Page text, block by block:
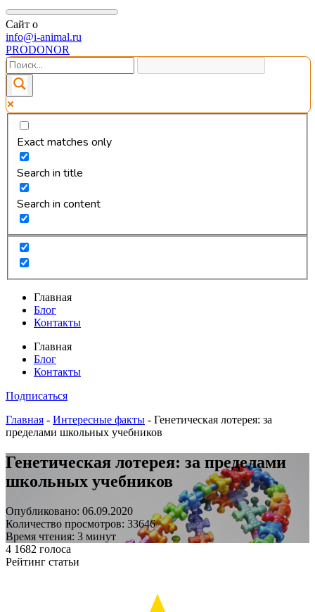
Сайт о
info@i-animal.ru
PRODONOR
Exact matches only
Search in title
Search in content
Главная
Блог
Контакты
Главная
Блог
Контакты
Подписаться
Главная - Интересные факты - Генетическая лотерея: за
пределами школьных учебников
Генетическая лотерея: за пределами
школьных учебников
Опубликовано: 06.09.2020
Количество просмотров: 33646
Время чтения: 3 минут
4 1682 голоса
Рейтинг статьи